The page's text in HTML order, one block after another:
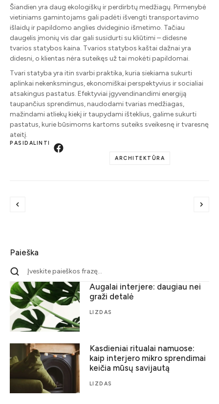
Šiandien yra daug ekologiškų ir perdirbtų medžiagų. Pirmenybė
vietiniams gamintojams gali padėti išvengti transportavimo
išlaidų ir papildomo anglies dvideginio išmetimo. Tačiau
daugelis įmonių vis dar gali susidurti su kliūtimi – didesne
tvarios statybos kaina. Tvarios statybos kaštai dažnai yra
didesni, o klientas nėra suteikęs už tai mokėti papildomai.
Tvari statyba yra itin svarbi praktika, kuria siekiama sukurti
aplinkai nekenksmingus, ekonomiškai perspektyvius ir socialiai
atsakingus pastatus. Efektyviai įgyvendinandimi energiją
taupančius sprendimus, naudodami tvarias medžiagas,
mažindami atliekų kiekį ir taupydami išteklius, galime sukurti
pastatus, kurie būsimoms kartoms suteiks sveikesnę ir tvaresnę
ateitį.
PASIDALINTI
ARCHITEKTŪRA
Paieška
Augalai interjere: daugiau nei
graži detalė
LIZDAS
Kasdieniai ritualai namuose:
kaip interjero mikro sprendimai
keičia mūsų savijautą
LIZDAS